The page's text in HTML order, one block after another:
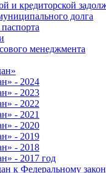
и кредиторской
долга
менеджмента
- 2024
- 2023
- 2022
- 2021
- 2020
- 2019
- 2018
- 2017 год
к Федеральному